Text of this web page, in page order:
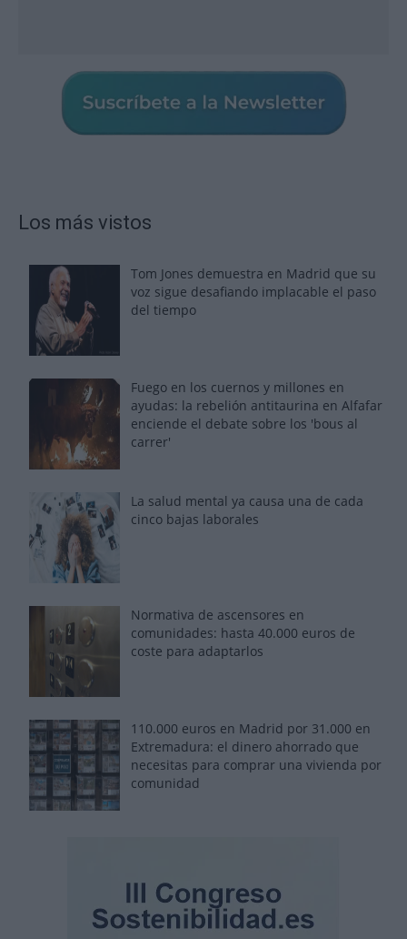
Los más vistos
Tom Jones demuestra en Madrid que su
voz sigue desafiando implacable el paso
del tiempo
Fuego en los cuernos y millones en
ayudas: la rebelión antitaurina en Alfafar
enciende el debate sobre los 'bous al
carrer'
La salud mental ya causa una de cada
cinco bajas laborales
Normativa de ascensores en
comunidades: hasta 40.000 euros de
coste para adaptarlos
110.000 euros en Madrid por 31.000 en
Extremadura: el dinero ahorrado que
necesitas para comprar una vivienda por
comunidad